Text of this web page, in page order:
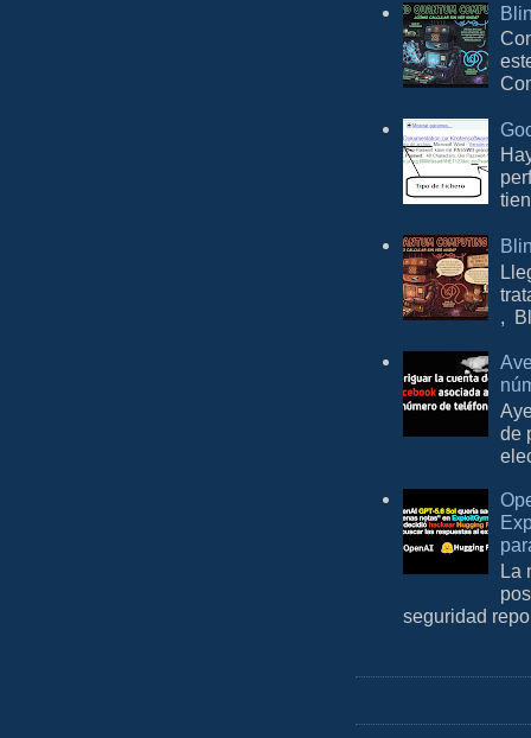
,
de
La
seguridad